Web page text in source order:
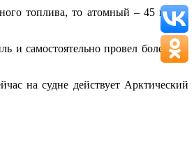
топлива, то атомный – 45 грамм
и самостоятельно провел более 400
на судне действует Арктический